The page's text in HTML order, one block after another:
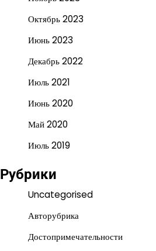
Октябрь 2023
Июнь 2023
Декабрь 2022
Июль 2021
Июнь 2020
Май 2020
Июль 2019
Рубрики
Uncategorised
Авторубрика
Достопримечательности